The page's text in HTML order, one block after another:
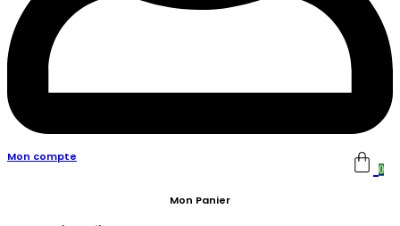
Mon compte
0
Mon Panier